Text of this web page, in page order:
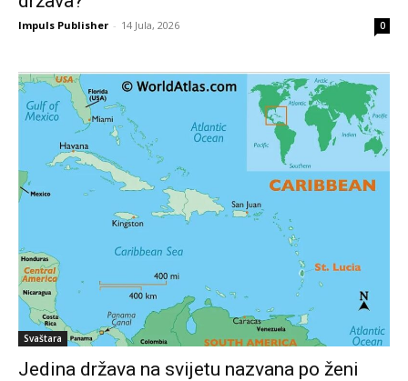
Impuls Publisher - 14 Jula, 2026 0
Svaštara
Jedina država na svijetu nazvana po ženi